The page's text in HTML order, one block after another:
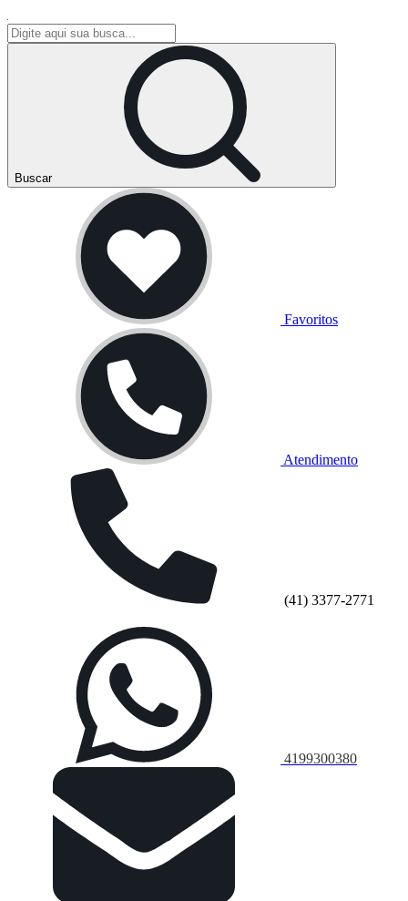
Buscar
Favoritos
Atendimento
(41) 3377-2771
4199300380